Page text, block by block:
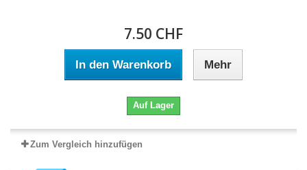
7.50 CHF
In den Warenkorb Mehr
Auf Lager
Zum Vergleich hinzufügen